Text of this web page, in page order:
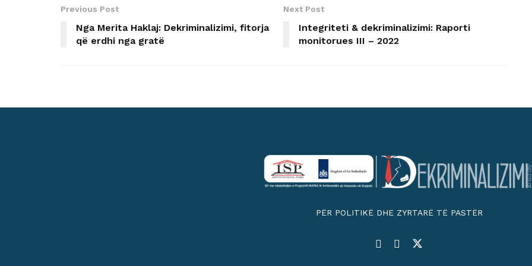
Previous Post
Nga Merita Haklaj: Dekriminalizimi, fitorja
që erdhi nga gratë
Next Post
Integriteti & dekriminalizimi: Raporti
monitorues III – 2022
PËR POLITIKË DHE ZYRTARË TË PASTËR